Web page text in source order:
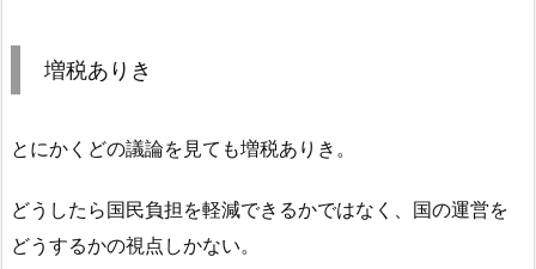
増税ありき
とにかくどの議論を見ても増税ありき。
どうしたら国民負担を軽減できるかではなく、国の運営を
どうするかの視点しかない。